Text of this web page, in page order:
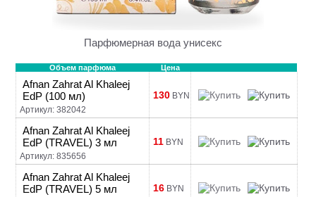
Парфюмерная вода унисекс
Объем парфюма Цена
Afnan Zahrat Al Khaleej
EdP (100 мл)
Артикул: 382042
130 BYN
Afnan Zahrat Al Khaleej
EdP (TRAVEL) 3 мл
Артикул: 835656
11 BYN
Afnan Zahrat Al Khaleej
EdP (TRAVEL) 5 мл
16 BYN